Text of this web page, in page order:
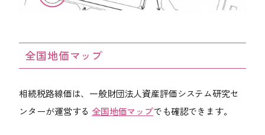
全国地価マップ
相続税路線価は、一般財団法人資産評価システム研究セ
ンターが運営する 全国地価マップでも確認できます。